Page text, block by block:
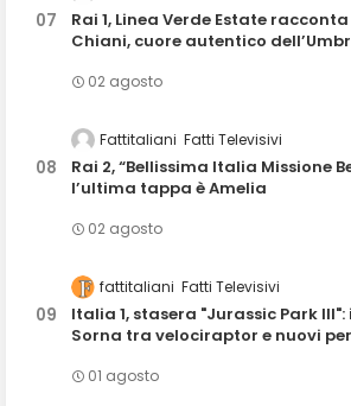
Rai 1, Linea Verde Estate
Chiani, cuore autentico
02 agosto
Fattitaliani Fatti Televisivi
Rai 2, “Bellissima Italia Missione
l’ultima tappa è Amelia
02 agosto
fattitaliani Fatti Televisivi
Italia 1, stasera "Jurassic Park
Sorna tra velociraptor e nuovi
01 agosto